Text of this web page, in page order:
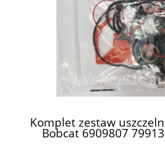
Komplet zestaw
Bobcat 6909807